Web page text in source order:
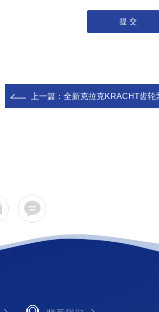
上一篇： 全新克拉克KRACHT齿轮